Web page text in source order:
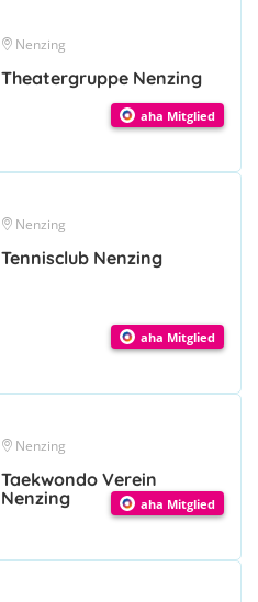
Nenzing
Theatergruppe Nenzing
aha Mitglied
Nenzing
Tennisclub Nenzing
aha Mitglied
Nenzing
Taekwondo Verein
Nenzing
aha Mitglied